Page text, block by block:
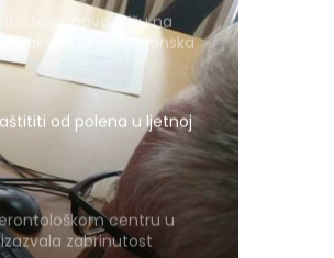
ponovo stižu na
Zakazana 14. Tuzlanska
od polena u ljetnoj
centru u
zabrinutost